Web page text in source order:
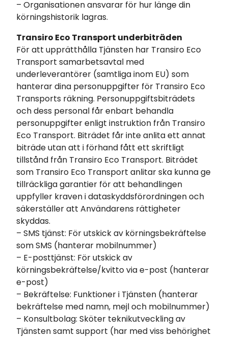
– Organisationen ansvarar för hur länge din
körningshistorik lagras.
Transiro Eco Transport underbiträden
För att upprätthålla Tjänsten har Transiro Eco
Transport samarbetsavtal med
underleverantörer (samtliga inom EU) som
hanterar dina personuppgifter för Transiro Eco
Transports räkning. Personuppgiftsbiträdets
och dess personal får enbart behandla
personuppgifter enligt instruktion från Transiro
Eco Transport. Biträdet får inte anlita ett annat
biträde utan att i förhand fått ett skriftligt
tillstånd från Transiro Eco Transport. Biträdet
som Transiro Eco Transport anlitar ska kunna ge
tillräckliga garantier för att behandlingen
uppfyller kraven i dataskyddsförordningen och
säkerställer att Användarens rättigheter
skyddas.
– SMS tjänst: För utskick av körningsbekräftelse
som SMS (hanterar mobilnummer)
– E-posttjänst: För utskick av
körningsbekräftelse/kvitto via e-post (hanterar
e-post)
– Bekräftelse: Funktioner i Tjänsten (hanterar
bekräftelse med namn, mejl och mobilnummer)
– Konsultbolag: Sköter teknikutveckling av
Tjänsten samt support (har med viss behörighet